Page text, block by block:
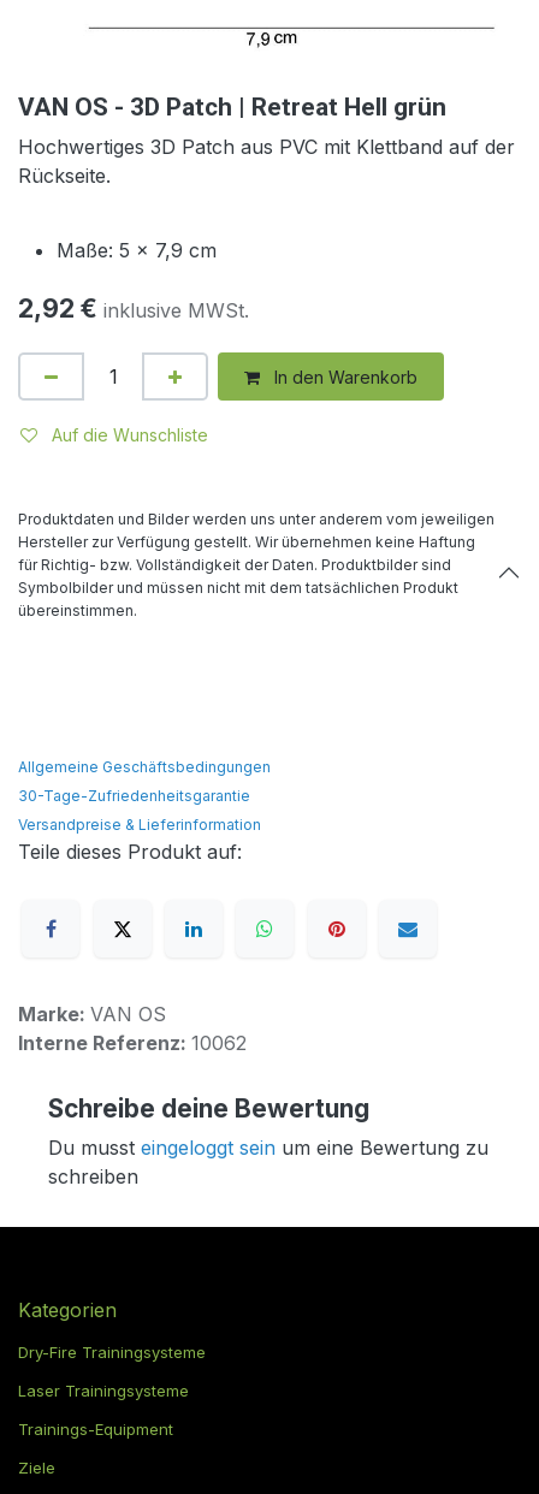
VAN OS - 3D Patch | Retreat Hell grün
Hochwertiges 3D Patch aus PVC mit Klettband auf der
Rückseite.
Maße: 5 x 7,9 cm
2,92 € inklusive MWSt.
In den Warenkorb
Auf die Wunschliste
Produktdaten und Bilder werden uns unter anderem vom jeweiligen
Hersteller zur Verfügung gestellt. Wir übernehmen keine Haftung
für Richtig- bzw. Vollständigkeit der Daten. Produktbilder sind
Symbolbilder und müssen nicht mit dem tatsächlichen Produkt
übereinstimmen.
Allgemeine Geschäftsbedingungen
30-Tage-Zufriedenheitsgarantie
Versandpreise & Lieferinformation
Teile dieses Produkt auf:
Marke: VAN OS
Interne Referenz: 10062
Schreibe deine Bewertung
Du musst eingeloggt sein um eine Bewertung zu
schreiben
Kategorien
Dry-Fire Trainingsysteme
Laser Trainingsysteme
Trainings-Equipment
Ziele